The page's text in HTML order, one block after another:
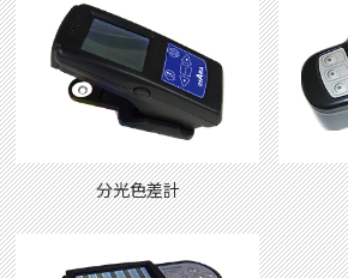
分光色差計